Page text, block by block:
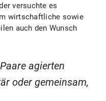
versuchte es
wirtschaftliche sowie
auch den Wunsch
agierten
oder gemeinsam,